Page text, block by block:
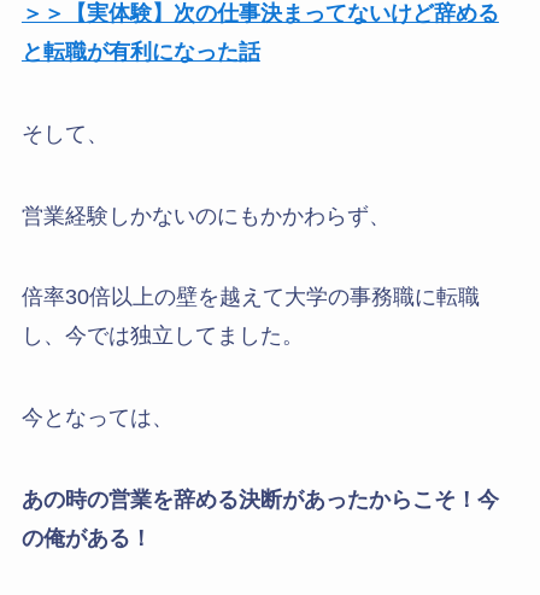
＞＞【実体験】次の仕事決まってないけど辞める
と転職が有利になった話
そして、
営業経験しかないのにもかかわらず、
倍率30倍以上の壁を越えて大学の事務職に転職
し、今では独立してました。
今となっては、
あの時の営業を辞める決断があったからこそ！今
の俺がある！